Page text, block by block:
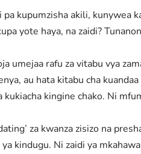
kupumzisha akili, kunywea
yote haya, na zaidi?
umejaa rafu za vitabu vya
au hata kitabu cha
kingine chako. Ni
za kwanza zisizo na
kindugu. Ni zaidi ya